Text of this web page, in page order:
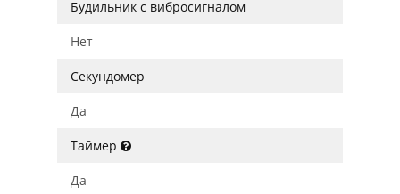
Будильник с вибросигналом
Нет
Секундомер
Да
Таймер
Да